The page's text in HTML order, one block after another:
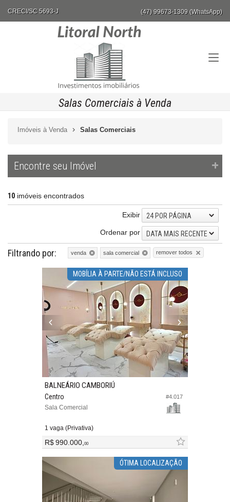
CRECI/SC 5693-J (47) 99673-1309 (WhatsApp)
Salas Comerciais à Venda
Imóveis à Venda Salas Comerciais
Encontre seu Imóvel
10 imóveis encontrados
Exibir
24 POR PÁGINA
Ordenar por
DATA MAIS RECENTE
Filtrando por: venda sala comercial remover todos
MOBÍLIA À PARTE/NÃO ESTÁ INCLUSO
#4.017
BALNEÁRIO CAMBORIÚ
Centro
Sala Comercial
1 vaga (Privativa)
R$ 990.000,00
ÓTIMA LOCALIZAÇÃO